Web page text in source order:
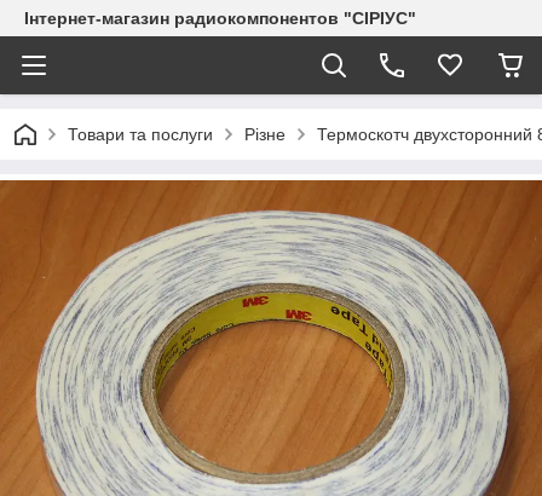
Інтернет-магазин радиокомпонентов "СІРІУС"
Товари та послуги Різне Термоскотч двухсторонний